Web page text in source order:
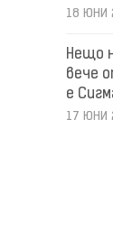
18 ЮНИ
Нещо
вече
е
17 ЮНИ